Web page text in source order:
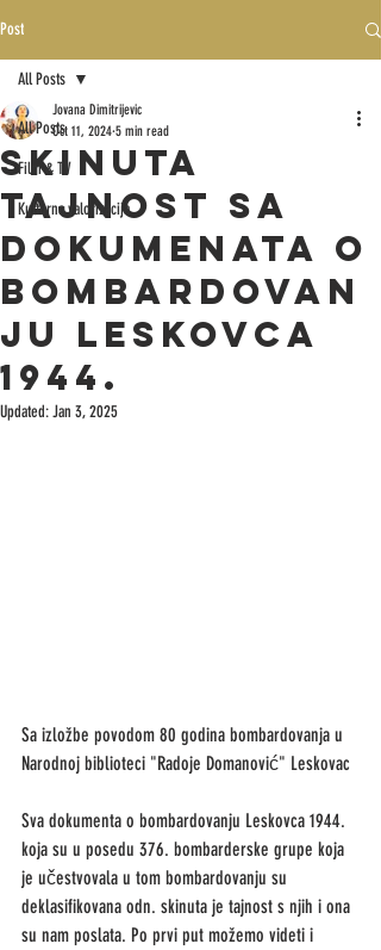
Post
All Posts
Film & TV
Kulturna valorizacija
All Posts
SKINUTA
TAJNOST SA
DOKUMENATA O
BOMBARDOVAN
JU LESKOVCA
1944.
Jovana Dimitrijevic
Oct 11, 2024 5 min read
Updated:Jan 3, 2025
Sa izložbe povodom 80 godina bombardovanja u
Narodnoj biblioteci "Radoje Domanović" Leskovac
Sva dokumenta o bombardovanju Leskovca 1944.
koja su u posedu 376. bombarderske grupe koja
je učestvovala u tom bombardovanju su
deklasifikovana odn. skinuta je tajnost s njih i ona
su nam poslata. Po prvi put možemo videti i